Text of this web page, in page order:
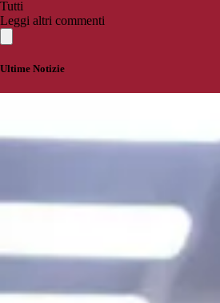
Tutti
Leggi altri commenti
Ultime Notizie